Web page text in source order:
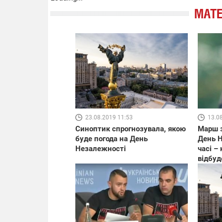
23.08.2019 11:53
Синоптик спрогнозувала, якою
буде погода на День
Незалежності
Марш
День
часі –